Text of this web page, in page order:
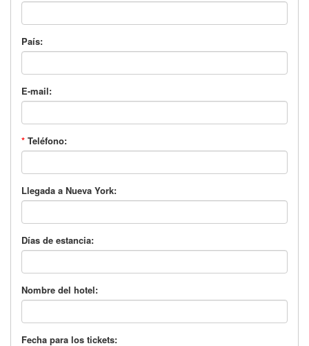
País:
E-mail:
* Teléfono:
Llegada a Nueva York:
Días de estancia:
Nombre del hotel:
Fecha para los tickets: